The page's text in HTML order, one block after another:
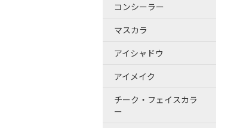
コンシーラー
マスカラ
アイシャドウ
アイメイク
チーク・フェイスカラ
ー